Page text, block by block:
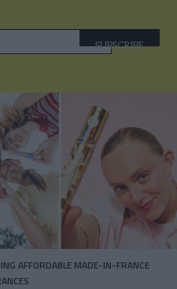
SUBSCRIBE
AFFORDABLE MADE-IN-FRANCE